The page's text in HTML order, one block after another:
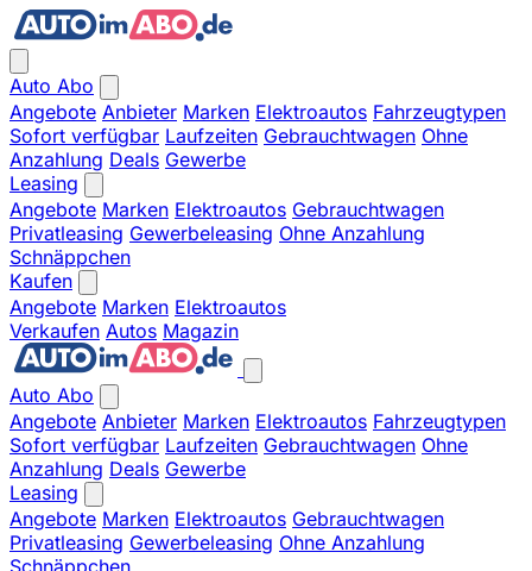
Auto Abo
Angebote Anbieter Marken Elektroautos Fahrzeugtypen
Sofort verfügbar Laufzeiten Gebrauchtwagen Ohne
Anzahlung Deals Gewerbe
Leasing
Angebote Marken Elektroautos Gebrauchtwagen
Privatleasing Gewerbeleasing Ohne Anzahlung
Schnäppchen
Kaufen
Angebote Marken Elektroautos
Verkaufen Autos Magazin
Auto Abo
Angebote Anbieter Marken Elektroautos Fahrzeugtypen
Sofort verfügbar Laufzeiten Gebrauchtwagen Ohne
Anzahlung Deals Gewerbe
Leasing
Angebote Marken Elektroautos Gebrauchtwagen
Privatleasing Gewerbeleasing Ohne Anzahlung
Schnäppchen